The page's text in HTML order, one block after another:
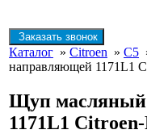
Заказать звонок
Каталог » Citroen » C5
направляющей 1171L1
Щуп масляный
1171L1